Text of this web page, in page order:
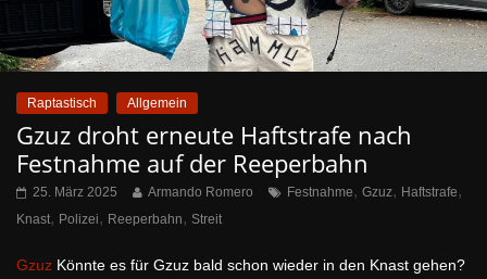
Raptastisch Allgemein
Gzuz droht erneute Haftstrafe nach
Festnahme auf der Reeperbahn
25. März 2025 Armando Romero Festnahme, Gzuz, Haftstrafe,
Knast, Polizei, Reeperbahn, Streit
Gzuz Könnte es für Gzuz bald schon wieder in den Knast gehen?